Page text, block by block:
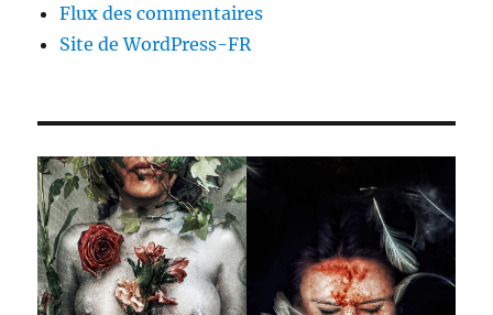
Flux des commentaires
Site de WordPress-FR